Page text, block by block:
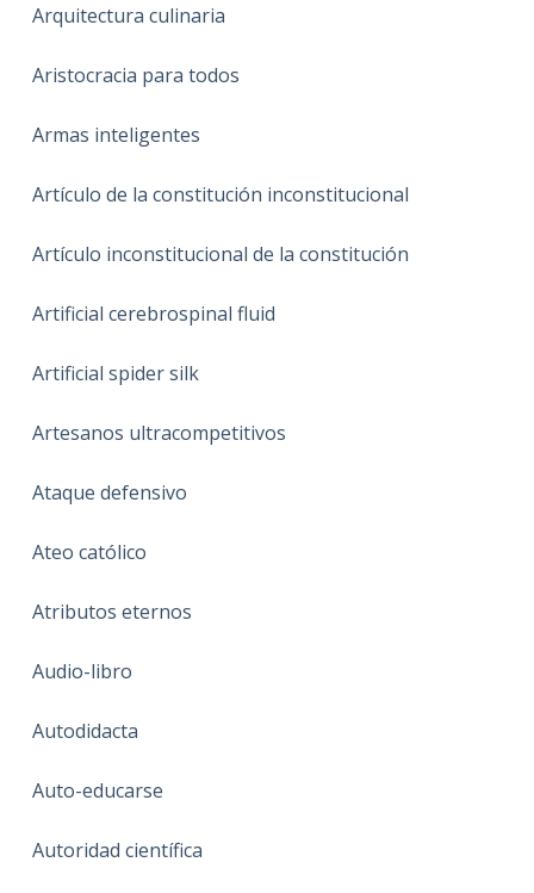
Arquitectura culinaria
Aristocracia para todos
Armas inteligentes
Artículo de la constitución inconstitucional
Artículo inconstitucional de la constitución
Artificial cerebrospinal fluid
Artificial spider silk
Artesanos ultracompetitivos
Ataque defensivo
Ateo católico
Atributos eternos
Audio-libro
Autodidacta
Auto-educarse
Autoridad científica